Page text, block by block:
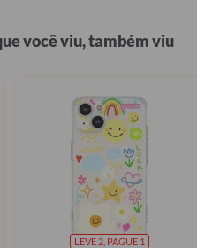
você viu, também viu
LEVE 2, PAGUE 1